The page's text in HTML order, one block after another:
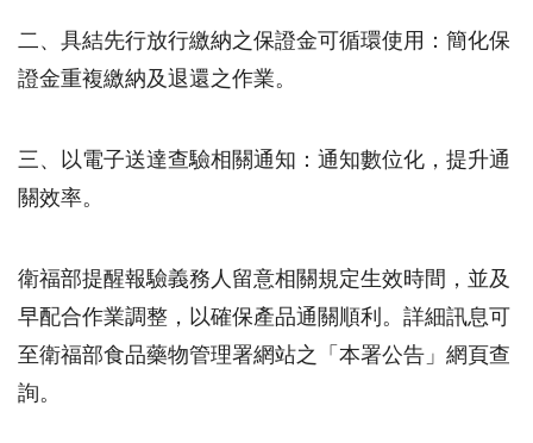
二、具結先行放行繳納之保證金可循環使用：簡化保
證金重複繳納及退還之作業。
三、以電子送達查驗相關通知：通知數位化，提升通
關效率。
衛福部提醒報驗義務人留意相關規定生效時間，並及
早配合作業調整，以確保產品通關順利。詳細訊息可
至衛福部食品藥物管理署網站之「本署公告」網頁查
詢。